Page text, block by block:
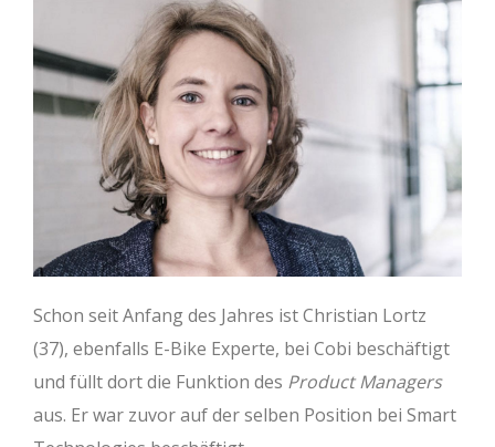
Schon seit Anfang des Jahres ist Christian Lortz
(37), ebenfalls E-Bike Experte, bei Cobi beschäftigt
und füllt dort die Funktion des Product Managers
aus. Er war zuvor auf der selben Position bei Smart